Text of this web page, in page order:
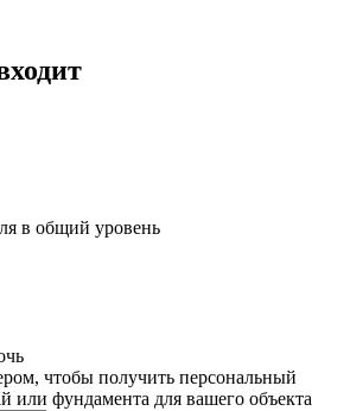
в общий уровень
чтобы получить персональный
или фундамента для вашего объекта